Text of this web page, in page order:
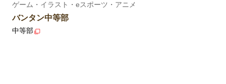
ゲーム・イラスト・eスポーツ・アニメ
バンタン中等部
中等部